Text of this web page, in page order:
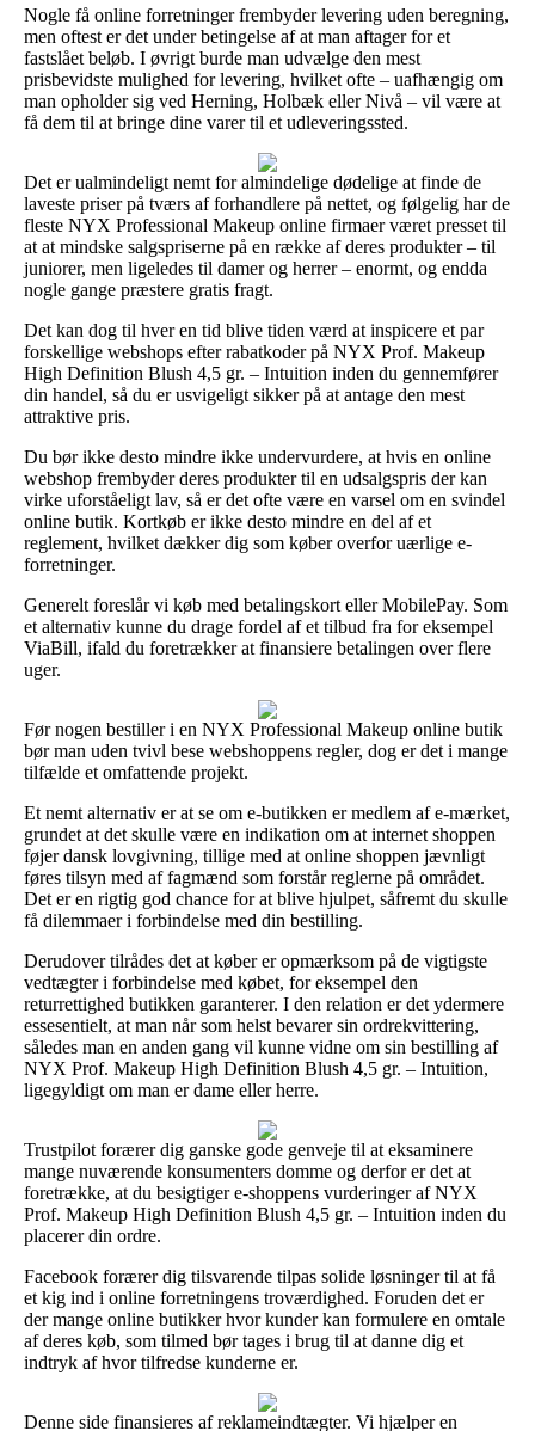
Nogle få online forretninger frembyder levering uden beregning,
men oftest er det under betingelse af at man aftager for et
fastslået beløb. I øvrigt burde man udvælge den mest
prisbevidste mulighed for levering, hvilket ofte – uafhængig om
man opholder sig ved Herning, Holbæk eller Nivå – vil være at
få dem til at bringe dine varer til et udleveringssted.
Det er ualmindeligt nemt for almindelige dødelige at finde de
laveste priser på tværs af forhandlere på nettet, og følgelig har de
fleste NYX Professional Makeup online firmaer været presset til
at at mindske salgspriserne på en række af deres produkter – til
juniorer, men ligeledes til damer og herrer – enormt, og endda
nogle gange præstere gratis fragt.
Det kan dog til hver en tid blive tiden værd at inspicere et par
forskellige webshops efter rabatkoder på NYX Prof. Makeup
High Definition Blush 4,5 gr. – Intuition inden du gennemfører
din handel, så du er usvigeligt sikker på at antage den mest
attraktive pris.
Du bør ikke desto mindre ikke undervurdere, at hvis en online
webshop frembyder deres produkter til en udsalgspris der kan
virke uforståeligt lav, så er det ofte være en varsel om en svindel
online butik. Kortkøb er ikke desto mindre en del af et
reglement, hvilket dækker dig som køber overfor uærlige e-
forretninger.
Generelt foreslår vi køb med betalingskort eller MobilePay. Som
et alternativ kunne du drage fordel af et tilbud fra for eksempel
ViaBill, ifald du foretrækker at finansiere betalingen over flere
uger.
Før nogen bestiller i en NYX Professional Makeup online butik
bør man uden tvivl bese webshoppens regler, dog er det i mange
tilfælde et omfattende projekt.
Et nemt alternativ er at se om e-butikken er medlem af e-mærket,
grundet at det skulle være en indikation om at internet shoppen
føjer dansk lovgivning, tillige med at online shoppen jævnligt
føres tilsyn med af fagmænd som forstår reglerne på området.
Det er en rigtig god chance for at blive hjulpet, såfremt du skulle
få dilemmaer i forbindelse med din bestilling.
Derudover tilrådes det at køber er opmærksom på de vigtigste
vedtægter i forbindelse med købet, for eksempel den
returrettighed butikken garanterer. I den relation er det ydermere
essesentielt, at man når som helst bevarer sin ordrekvittering,
således man en anden gang vil kunne vidne om sin bestilling af
NYX Prof. Makeup High Definition Blush 4,5 gr. – Intuition,
ligegyldigt om man er dame eller herre.
Trustpilot forærer dig ganske gode genveje til at eksaminere
mange nuværende konsumenters domme og derfor er det at
foretrække, at du besigtiger e-shoppens vurderinger af NYX
Prof. Makeup High Definition Blush 4,5 gr. – Intuition inden du
placerer din ordre.
Facebook forærer dig tilsvarende tilpas solide løsninger til at få
et kig ind i online forretningens troværdighed. Foruden det er
der mange online butikker hvor kunder kan formulere en omtale
af deres køb, som tilmed bør tages i brug til at danne dig et
indtryk af hvor tilfredse kunderne er.
Denne side finansieres af reklameindtægter. Vi hjælper en